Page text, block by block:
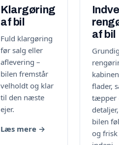
Klargøring
af bil
Fuld klargøring
før salg eller
aflevering –
bilen fremstår
velholdt og klar
til den næste
ejer.
Læs mere →
af bil
flader,
tæpper
bilen
og frisk